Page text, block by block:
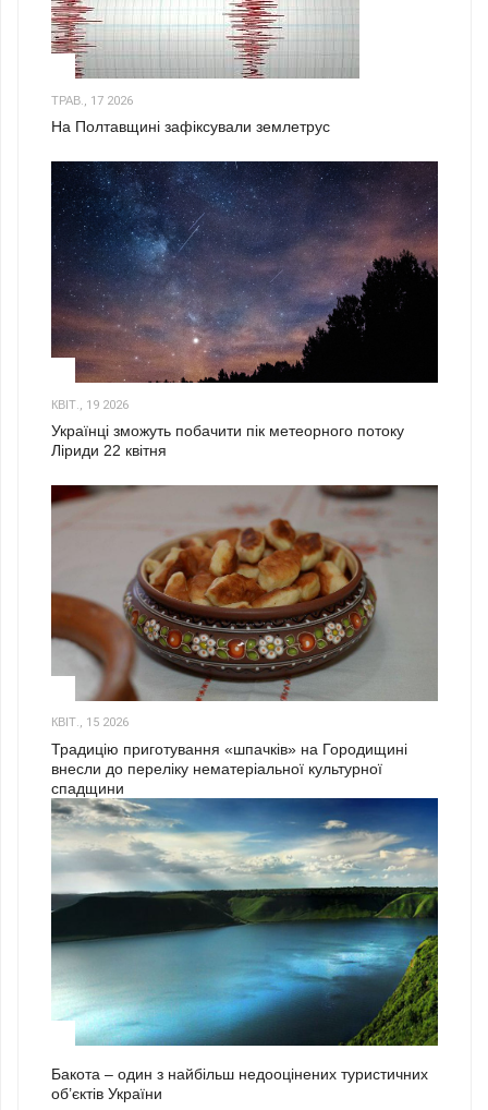
ТРАВ., 17 2026
На Полтавщині зафіксували землетрус
КВІТ., 19 2026
Українці зможуть побачити пік метеорного потоку
Ліриди 22 квітня
КВІТ., 15 2026
Традицію приготування «шпачків» на Городищині
внесли до переліку нематеріальної культурної
спадщини
Бакота – один з найбільш недооцінених туристичних
об’єктів України